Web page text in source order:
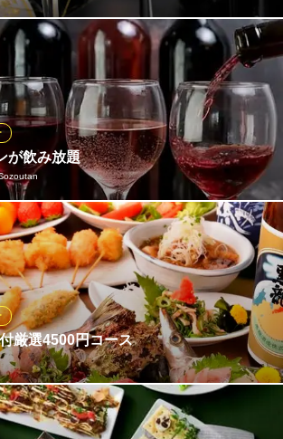
徒歩5分
田町2-30 みどりビル1F
ス、5000円より！！【パリごはんコース】
で修行をした石井シェフの本格フレンチが気
けます☆歓送迎会など、宴会やパーティにも
グビストロ パリ 17区
料理
徒歩5分
生町4-65-3 馬車道メディカルスクエアビル1F
が飲み放題
、2時間飲み放題1790円のほか、宴会コース4
をご提供。産地や品種のバランスを意識
疲れしにくいラインナップを厳選していま
した肉バル料理との相性も考えた構成で、女
会にも最適。世界各国のボトルワインも豊
とワイン Cozoutan
ワイン
徒歩1分
上町5-71 横浜シティタワー馬車道1F
厳選4500円コース
会/女子会/貸切に最適！】 当店名物子持ち昆
厳選された10串の他、新鮮な刺身などお得な